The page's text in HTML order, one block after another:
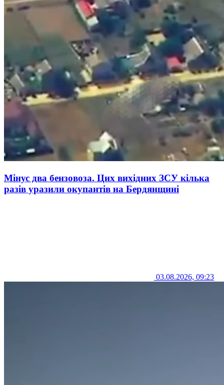
Мінус два бензовоза. Цих вихідних ЗСУ кілька
разів уразили окупантів на Бердянщині
03.08.2026, 09:23